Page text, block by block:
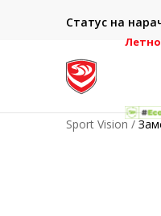
Статус на
- на сите
Sport Vision